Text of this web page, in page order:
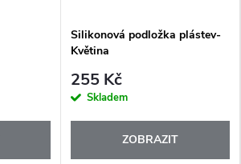
Silikonová podložka plástev-
Květina
255 Kč
Skladem
ZOBRAZIT